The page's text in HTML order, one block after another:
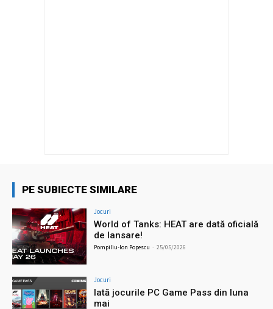
PE SUBIECTE SIMILARE
Jocuri
World of Tanks: HEAT are dată oficială
de lansare!
Pompiliu-Ion Popescu - 25/05/2026
Jocuri
Iată jocurile PC Game Pass din luna
mai